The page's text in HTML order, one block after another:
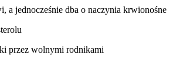
a jednocześnie dba o naczynia krwionośne
przez wolnymi rodnikami